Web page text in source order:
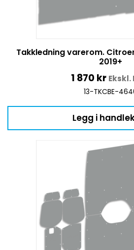
Takkledning varerom.
2019+
1 870 kr Ekskl.
13-TKCBE-
Legg i